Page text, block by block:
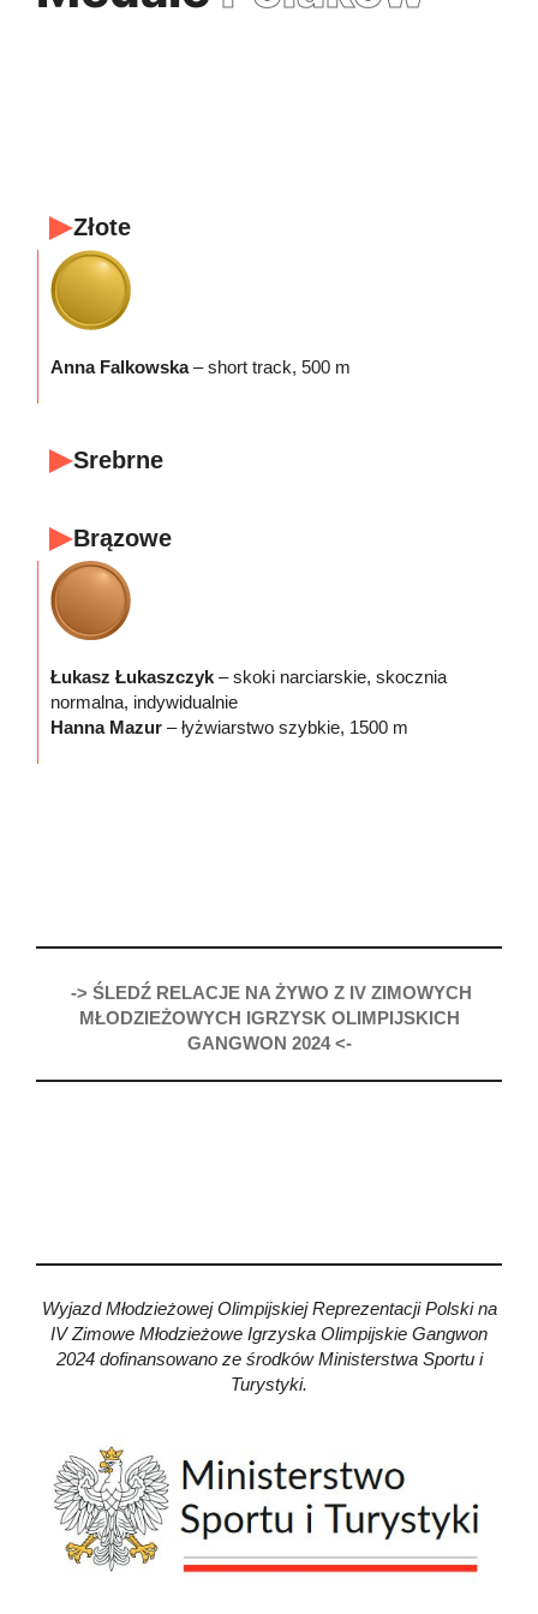
Złote
Anna Falkowska– short track, 500 m
Srebrne
Brązowe
Łukasz Łukaszczyk – skoki narciarskie, skocznia
normalna, indywidualnie
Hanna Mazur – łyżwiarstwo szybkie, 1500 m
-> ŚLEDŹ RELACJE NA ŻYWO Z IV ZIMOWYCH
MŁODZIEŻOWYCH IGRZYSK OLIMPIJSKICH
GANGWON 2024 <-
Wyjazd Młodzieżowej Olimpijskiej Reprezentacji Polski na
IV Zimowe Młodzieżowe Igrzyska Olimpijskie Gangwon
2024 dofinansowano ze środków Ministerstwa Sportu i
Turystyki.